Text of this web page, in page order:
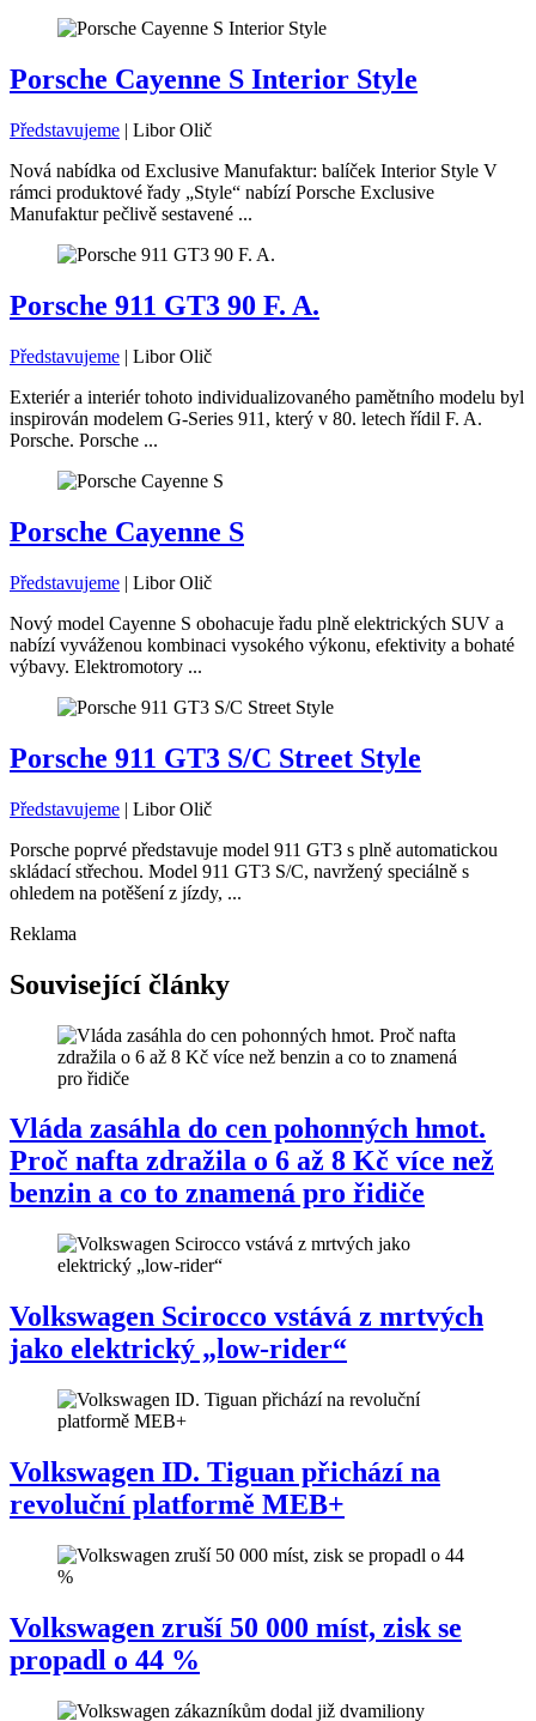
Porsche Cayenne S Interior Style
Představujeme | Libor Olič
Nová nabídka od Exclusive Manufaktur: balíček Interior Style V
rámci produktové řady „Style“ nabízí Porsche Exclusive
Manufaktur pečlivě sestavené ...
Porsche 911 GT3 90 F. A.
Představujeme | Libor Olič
Exteriér a interiér tohoto individualizovaného pamětního modelu byl
inspirován modelem G-Series 911, který v 80. letech řídil F. A.
Porsche. Porsche ...
Porsche Cayenne S
Představujeme | Libor Olič
Nový model Cayenne S obohacuje řadu plně elektrických SUV a
nabízí vyváženou kombinaci vysokého výkonu, efektivity a bohaté
výbavy. Elektromotory ...
Porsche 911 GT3 S/C Street Style
Představujeme | Libor Olič
Porsche poprvé představuje model 911 GT3 s plně automatickou
skládací střechou. Model 911 GT3 S/C, navržený speciálně s
ohledem na potěšení z jízdy, ...
Reklama
Související články
Vláda zasáhla do cen pohonných hmot.
Proč nafta zdražila o 6 až 8 Kč více než
benzin a co to znamená pro řidiče
Volkswagen Scirocco vstává z mrtvých
jako elektrický „low-rider“
Volkswagen ID. Tiguan přichází na
revoluční platformě MEB+
Volkswagen zruší 50 000 míst, zisk se
propadl o 44 %